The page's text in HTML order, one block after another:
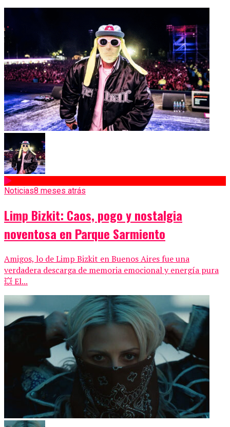
Noticias8 meses atrás
Limp Bizkit: Caos, pogo y nostalgia
noventosa en Parque Sarmiento
Amigos, lo de Limp Bizkit en Buenos Aires fue una
verdadera descarga de memoria emocional y energía pura
💥 El...